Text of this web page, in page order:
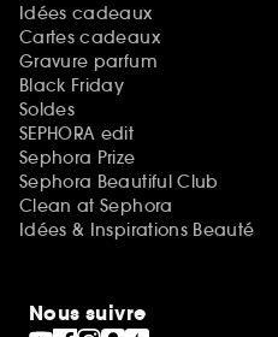
Idées cadeaux
Cartes cadeaux
Gravure parfum
Black Friday
Soldes
SEPHORA edit
Sephora Prize
Sephora Beautiful Club
Clean at Sephora
Idées & Inspirations Beauté
Nous suivre